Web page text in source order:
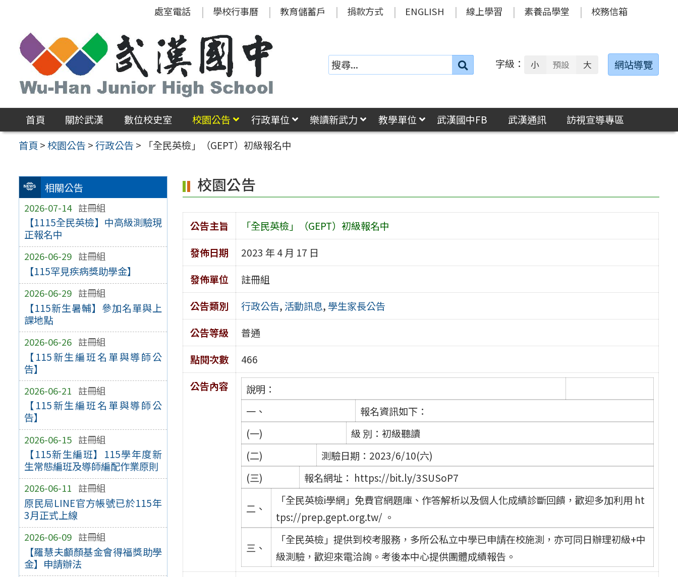
區
處室電話 學校行事曆 教育儲蓄戶 捐款方式 ENGLISH 線上學習 素養品學堂 校務信箱
搜
字級： 小 預設 大 網站導覽
首頁 關於武漢 數位校史室 校園公告 行政單位 樂讀新武力 教學單位 武漢國中FB 武漢通訊
訪視宣導專區
首頁 >校園公告 >行政公告 > 「全民英檢」（GEPT）初級報名中
相關公告
2026-07-14 註冊組
【1115全民英檢】中高級測驗現
正報名中
2026-06-29 註冊組
【115罕見疾病獎助學金】
2026-06-29 註冊組
【115新生暑輔】參加名單與上
課地點
2026-06-26 註冊組
【115新生編班名單與導師公
告】
2026-06-21 註冊組
【115新生編班名單與導師公
告】
2026-06-15 註冊組
【115新生編班】115學年度新
生常態編班及導師編配作業原則
2026-06-11 註冊組
原民局LINE官方帳號已於115年
3月正式上線
2026-06-09 註冊組
【羅慧夫顱顏基金會得福獎助學
金】申請辦法
校園公告
公告主旨
「全民英檢」（GEPT）初級報名中
發佈日期
2023 年 4 月 17 日
發佈單位
註冊組
公告類別
行政公告, 活動訊息, 學生家長公告
公告等級
普通
點閱次數
466
公告內容
說明：
一、
報名資訊如下：
(一)
級 別：初級聽讀
(二)
測驗日期：2023/6/10(六)
(三)
報名網址： https://bit.ly/3SUSoP7
二、
「全民英檢i學網」免費官網題庫、作答解析以及個人化成績診斷回饋，歡迎多加利用 ht
tps://prep.gept.org.tw/ 。
三、
「全民英檢」提供到校考服務，多所公私立中學已申請在校施測，亦可同日辦理初級+中
級測驗，歡迎來電洽詢。考後本中心提供團體成績報告。